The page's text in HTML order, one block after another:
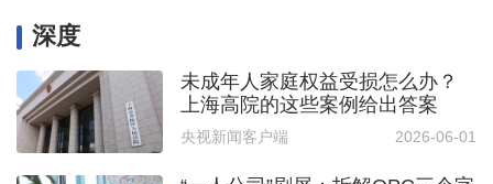
深度
未成年人家庭权益受损怎么办？
上海高院的这些案例给出答案
央视新闻客户端 2026-06-01